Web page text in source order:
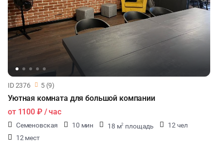
ID 2376 5 (9)
Уютная комната для большой компании
от 1100 ₽/ час
Семеновская 10 мин 18 м2 площадь
12 чел
12 мест